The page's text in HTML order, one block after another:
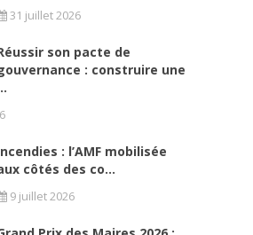
31 juillet 2026
son pacte de
: construire une
: l’AMF mobilisée
côtés des co...
9 juillet 2026